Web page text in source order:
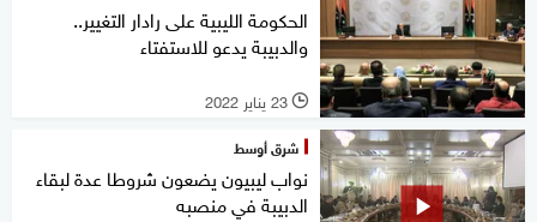
الحكومة الليبية على رادار التغيير..
والدبيبة يدعو للاستفتاء
l 23 يناير 2022
شرق أوسط
نواب ليبيون يضعون شروطا عدة لبقاء
الدبيبة في منصبه